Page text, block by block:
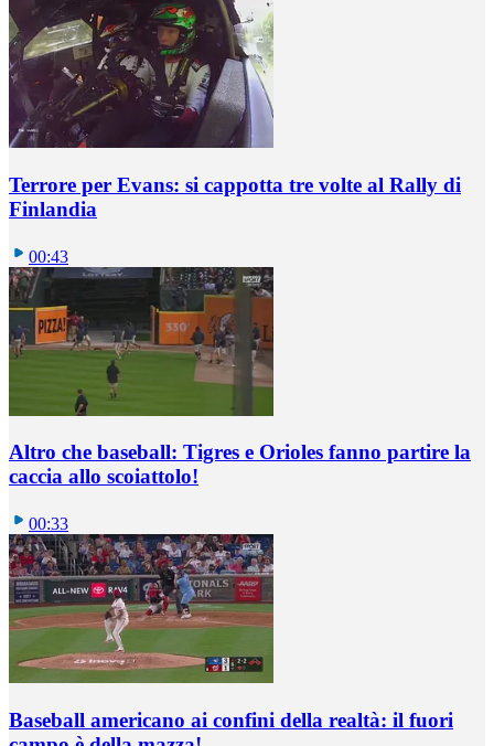
Terrore per Evans: si cappotta tre volte al Rally di
Finlandia
00:43
Altro che baseball: Tigres e Orioles fanno partire la
caccia allo scoiattolo!
00:33
Baseball americano ai confini della realtà: il fuori